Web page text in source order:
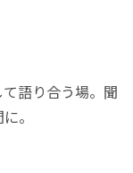
語り合う場。聞
。